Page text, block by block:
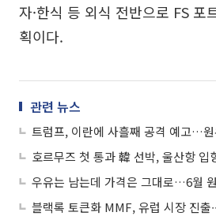
자·한식 등 외식 전반으로 FS 포
획이다.
관련 뉴스
블랙록 토큰화 MMF, 유럽 시장 진출